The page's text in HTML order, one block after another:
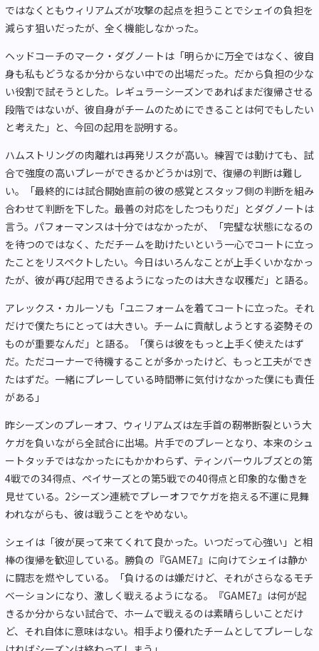
ではなくともウィリアムズが攻撃の起点を担うことでシェイの負担を
減らす狙いだったが、全く機能しなかった。
ヘッドコーチのマーク・ダグノートは「明らかに万全ではなく、彼自
身も私もどうなるか分からない中での出場だった。だから負担の少な
い役割で試そうとした。レギュラーシーズンであればまだ復帰させる
段階ではないが、彼自身がチームのためにできることは何でもしたい
と考えた」と、今回の起用を説明する。
ハムストリングの肉離れは再発リスクが高い。練習では動けても、試
合で強度の高いプレーができるかどうかは別で、復帰の判断は難し
い。「最終的には試合開始直前の彼の感覚とスタッフ側の判断を組み
合わせて判断を下した。最善の対応をしたつもりだ」とダグノートは
言う。パフォーマンスは十分ではなかったが、「完璧な状態になるの
を待つのではなく、ただチームを助けたいという一心でコートに立っ
たことをリスペクトしたい。今日はいろんなことが上手くいかなかっ
たが、彼が再び起用できるようになったのは大きな収穫だ」と語る。
アレックス・カルーソも「ユニフォームを着てコートに立った。それ
だけで僕たちにとっては大きい。チームに貢献しようとする姿勢その
ものが重要なんだ」と語る。「僕らは彼をもっと上手く使えたはず
だ。ただコーナーで待機することが多かったけど、もっと工夫ができ
たはずだ。一緒にプレーしている時間帯に気付けなかった僕にも責任
がある」
昨シーズンのプレーオフ、ウィリアムズは左手首の靭帯断裂という大
ケガを負いながら全試合に出場。片手でのプレーとなり、本来のシュ
ートタッチではなかったにもかかわらず、ティンバーウルブズとの第
4戦での34得点、ペイサーズとの第5戦での40得点と印象的な働きを
見せている。2シーズン連続でプレーオフでケガを抱える不運に見舞
われながらも、彼は戦うことをやめない。
シェイは「彼が戻って来てくれて良かった。いつだって心強い」と相
棒の復帰を歓迎している。勝負の『GAME7』に向けてシェイは静か
に闘志を燃やしている。「負けるのは嫌だけど、それがさらなるモチ
ベーションになり、激しく戦えるようになる。『GAME7』は何が起
きるか分からない試合で、ホームで戦えるのは素晴らしいことだけ
ど、それ自体に意味はない。相手より優れたチームとしてプレーしな